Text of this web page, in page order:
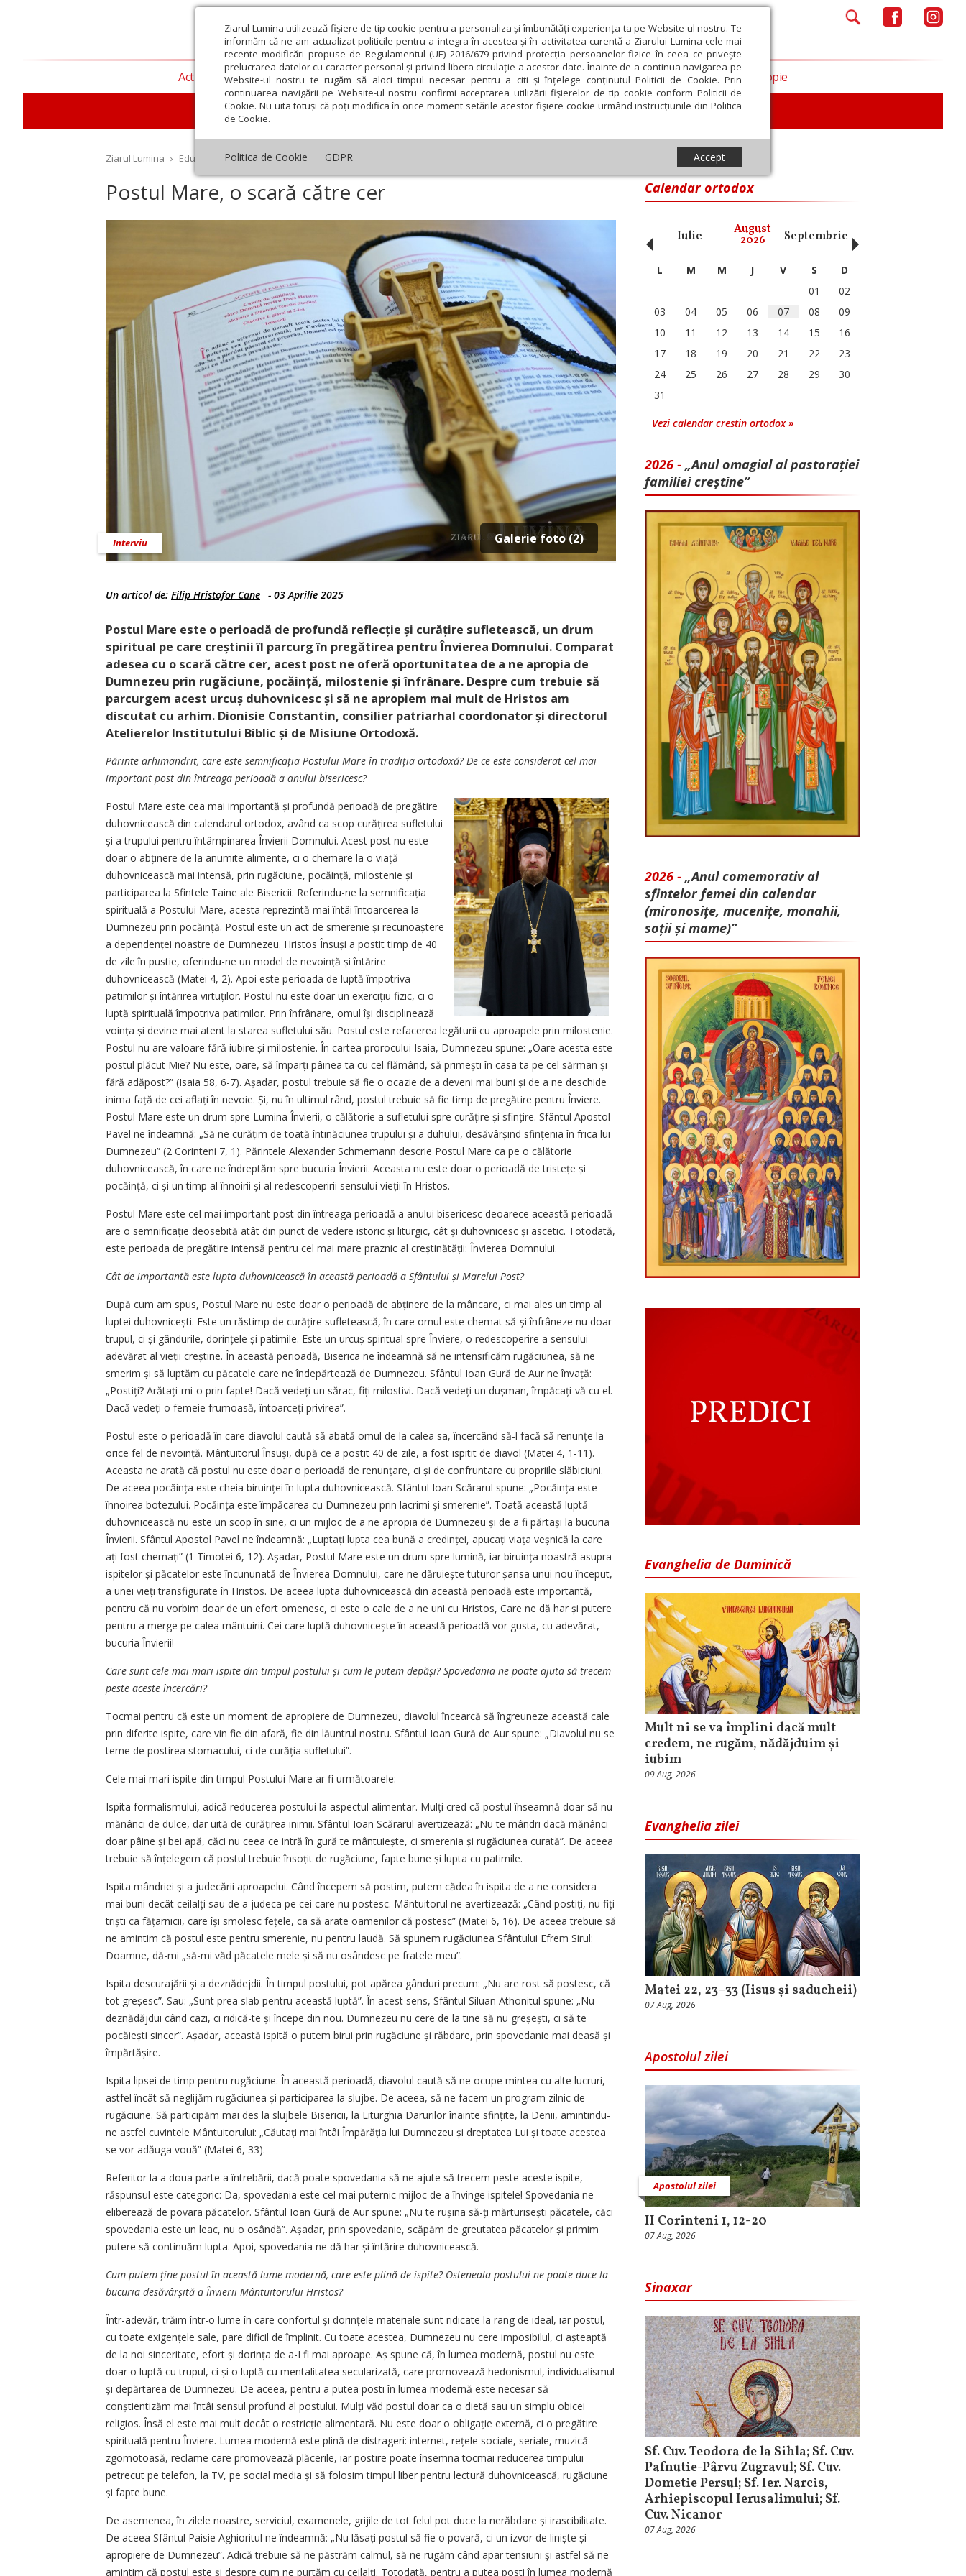
Ziarul Lumina utilizează fişiere de tip cookie pentru a personaliza și îmbunătăți experiența ta pe Website-ul nostru. Te
informăm că ne-am actualizat politicile pentru a integra în acestea și în activitatea curentă a Ziarului Lumina cele mai
recente modificări propuse de Regulamentul (UE) 2016/679 privind protecția persoanelor fizice în ceea ce privește
prelucrarea datelor cu caracter personal și privind libera circulație a acestor date. Înainte de a continua navigarea pe
Website-ul nostru te rugăm să aloci timpul necesar pentru a citi și înțelege conținutul Politicii de Cookie. Prin
continuarea navigării pe Website-ul nostru confirmi acceptarea utilizării fişierelor de tip cookie conform Politicii de
Cookie. Nu uita totuși că poți modifica în orice moment setările acestor fişiere cookie urmând instrucțiunile din Politica
de Cookie.
Politica de Cookie GDPR Accept
Actualitate religioasă Teologie și spiritualitate Educaţie și Cultură
Educaţie Lumina literară şi artistică Cultură Interviu
Societate Opinii Filantropie
Ziarul Lumina › Educaţie și Cultură › Interviu Postul Mare, o scară către cer
Postul Mare, o scară către cer
Galerie foto (2)
Interviu
Un articol de: Filip Hristofor Cane - 03 Aprilie 2025
Postul Mare este o perioadă de profundă reflecție și curățire sufletească, un drum
spiritual pe care creștinii îl parcurg în pregătirea pentru Învierea Domnului. Comparat
adesea cu o scară către cer, acest post ne oferă oportunitatea de a ne apropia de
Dum­nezeu prin rugăciune, pocăință, milostenie și înfrânare. Despre cum trebuie să
parcurgem acest urcuș duhovnicesc și să ne apropiem mai mult de Hristos am
discutat cu arhim. Dionisie Constantin, consilier patriarhal coordonator și directorul
Atelierelor Institutului Biblic și de Misiune Ortodoxă.
Părinte arhimandrit, care este semnificația Postului Mare în tradiția ortodoxă? De ce este considerat cel mai
important post din întreaga perioadă a anului bisericesc?
Postul Mare este cea mai importantă și profundă perioadă de pregătire
duhovnicească din calendarul ortodox, având ca scop curățirea sufletului
și a trupului pentru întâmpinarea Învierii Domnului. Acest post nu este
doar o abținere de la anumite alimente, ci o chemare la o viață
duhovnicească mai intensă, prin rugăciune, pocăință, milostenie și
participarea la Sfintele Taine ale Bisericii. Referindu-ne la semnificația
spirituală a Postului Mare, acesta reprezintă mai întâi întoarcerea la
Dumnezeu prin pocăință. Postul este un act de smerenie și recu­noaș­tere
a dependenței noastre de Dumnezeu. Hristos Însuși a postit timp de 40
de zile în pustie, oferindu-ne un model de nevoință și întărire
duhovnicească (Matei 4, 2). Apoi este perioada de luptă împotriva
patimilor și întărirea virtuților. Postul nu este doar un exercițiu fizic, ci o
luptă spirituală împotriva patimilor. Prin înfrânare, omul își disciplinează
voința și devine mai atent la starea sufletului său. Postul este refacerea legăturii cu aproapele prin milostenie.
Postul nu are valoare fără iubire și milostenie. În cartea prorocului Isaia, Dumnezeu spune: „Oare acesta este
postul plăcut Mie? Nu este, oare, să împarți pâinea ta cu cel flămând, să primești în casa ta pe cel sărman și
fără adă­post?” (Isaia 58, 6-7). Așadar, postul trebuie să fie o ocazie de a deveni mai buni și de a ne deschide
inima față de cei aflați în nevoie. Și, nu în ultimul rând, postul trebuie să fie timp de pregătire pentru Înviere.
Postul Mare este un drum spre Lumina Învierii, o călătorie a sufletului spre curățire și sfin­țire. Sfântul Apostol
Pavel ne îndeamnă: „Să ne curățim de toată întinăciunea trupului și a duhului, desăvârșind sfințenia în frica lui
Dumnezeu” (2 Corinteni 7, 1). Părintele Alexander Schmemann descrie Postul Mare ca pe o călătorie
duhovnicească, în care ne îndreptăm spre bucuria Învierii. Aceasta nu este doar o perioadă de tristețe și
pocăință, ci și un timp al înnoirii și al redescoperirii sensului vieții în Hristos.
Postul Mare este cel mai important post din întreaga perioadă a anului bisericesc deoarece această perioadă
are o semnificație deosebită atât din punct de vedere istoric și liturgic, cât și duhovnicesc și ascetic. Totodată,
este perioada de pregătire intensă pentru cel mai mare praznic al creștinătății: Învierea Domnului.
Cât de importantă este lupta duhovnicească în această perioadă a Sfântului și Marelui Post?
După cum am spus, Postul Mare nu este doar o perioadă de abținere de la mâncare, ci mai ales un timp al
luptei duhovnicești. Este un răstimp de curățire sufletească, în care omul este chemat să-și înfrâneze nu doar
trupul, ci și gândurile, dorințele și patimile. Este un urcuș spiritual spre Înviere, o redescoperire a sensului
adevărat al vieții creștine. În această perioadă, Biserica ne îndeamnă să ne intensificăm rugăciunea, să ne
smerim și să luptăm cu păcatele care ne îndepărtează de Dumnezeu. Sfântul Ioan Gură de Aur ne învață:
„Postiți? Arătați-mi-o prin fapte! Dacă vedeți un sărac, fiți milostivi. Dacă vedeți un dușman, împăca­ți-vă cu el.
Dacă vedeți o femeie fru­moasă, întoarceți privirea”.
Postul este o perioadă în care diavolul caută să abată omul de la calea sa, încercând să-l facă să renunțe la
orice fel de nevoință. Mântuitorul Însuși, după ce a postit 40 de zile, a fost ispitit de diavol (Matei 4, 1-11).
Aceasta ne arată că postul nu este doar o perioadă de renunțare, ci și de confruntare cu propriile slăbiciuni.
De aceea pocăința este cheia biruinței în lupta duhovnicească. Sfântul Ioan Scărarul spune: „Pocăința este
înnoirea botezului. Pocăința este împăcarea cu Dumnezeu prin lacrimi și smerenie”. Toată această luptă
duhovnicească nu este un scop în sine, ci un mijloc de a ne apropia de Dumnezeu și de a fi părtași la bucuria
Învierii. Sfântul Apostol Pavel ne îndeamnă: „Luptați lupta cea bună a credinței, apucați viața veșnică la care
ați fost chemați” (1 Timotei 6, 12). Așadar, Postul Mare este un drum spre lumină, iar biruința noastră asupra
ispitelor și păcatelor este încununată de Învierea Domnului, care ne dăruiește tuturor șansa unui nou început,
a unei vieți transfigurate în Hristos. De aceea lupta duhovnicească din această perioadă este importantă,
pentru că nu vorbim doar de un efort omenesc, ci este o cale de a ne uni cu Hristos, Care ne dă har și putere
pentru a merge pe calea mântuirii. Cei care luptă duhovnicește în această perioadă vor gusta, cu adevărat,
bucuria Învierii!
Care sunt cele mai mari ispite din timpul postului și cum le putem depăși? Spovedania ne poate ajuta să trecem
peste aceste încercări?
Tocmai pentru că este un moment de apropiere de Dumnezeu, diavolul încearcă să îngreuneze această cale
prin diferite ispite, care vin fie din afară, fie din lăuntrul nostru. Sfântul Ioan Gură de Aur spune: „Diavolul nu se
teme de postirea stomacului, ci de cură­ția sufletului”.
Cele mai mari ispite din timpul Postului Mare ar fi următoarele:
Ispita formalismului, adică reducerea postului la aspectul alimentar. Mulți cred că postul înseamnă doar să nu
mănânci de dulce, dar uită de curățirea inimii. Sfântul Ioan Scărarul avertizează: „Nu te mândri dacă mănânci
doar pâine și bei apă, căci nu ceea ce intră în gură te mântuiește, ci smerenia și rugăciunea curată”. De aceea
trebuie să înțelegem că postul trebuie însoțit de rugăciune, fapte bune și lupta cu patimile.
Ispita mândriei și a judecării aproapelui. Când începem să postim, putem cădea în ispita de a ne considera
mai buni decât ceilalți sau de a judeca pe cei care nu postesc. Mântuitorul ne avertizează: „Când postiți, nu fiți
triști ca fățar­nicii, care își smolesc fețele, ca să arate oamenilor că postesc” (Matei 6, 16). De aceea trebuie să
ne amin­­tim că postul este pentru smerenie, nu pentru laudă. Să spunem rugăciunea Sfântului Efrem Sirul:
Doamne, dă-mi „să-mi văd păcatele mele și să nu osândesc pe fratele meu”.
Ispita descurajării și a deznădejdii. În timpul postului, pot apărea gânduri precum: „Nu are rost să postesc, că
tot greșesc”. Sau: „Sunt prea slab pentru această luptă”. În acest sens, Sfântul Siluan Athonitul spune: „Nu
deznădăjdui când cazi, ci ridică-te și începe din nou. Dumnezeu nu cere de la tine să nu greșești, ci să te
pocăiești sincer”. Așadar, această ispită o putem birui prin rugăciune și răbdare, prin spovedanie mai deasă și
împărtășire.
Ispita lipsei de timp pentru rugăciune. În această perioadă, diavolul caută să ne ocupe mintea cu alte lucruri,
astfel încât să neglijăm rugăciunea și participarea la slujbe. De aceea, să ne facem un program zilnic de
rugăciune. Să participăm mai des la slujbele Bisericii, la Liturghia Darurilor îna­inte sfințite, la Denii, amintin­du-
ne astfel cuvintele Mântuitorului: „Căutați mai întâi Împărăția lui Dumnezeu și dreptatea Lui și toate acestea
se vor adăuga vouă” (Matei 6, 33).
Referitor la a doua parte a întrebării, dacă poate spovedania să ne ajute să trecem peste aceste ispite,
răspunsul este categoric: Da, spovedania este cel mai puternic mijloc de a învinge ispitele! Spovedania ne
eliberează de povara păcatelor. Sfântul Ioan Gură de Aur spune: „Nu te rușina să-ți mărturisești păcatele, căci
spovedania este un leac, nu o osândă”. Așadar, prin spovedanie, scăpăm de greutatea păcatelor și primim
putere să continuăm lupta. Apoi, spovedania ne dă har și întărire duhovnicească.
Cum putem ține postul în această lume modernă, care este plină de ispite? Osteneala postului ne poate duce la
bucuria desă­vârșită a Învierii Mântuitorului Hristos?
Într-adevăr, trăim într-o lume în care confortul și dorințele materiale sunt ridicate la rang de ideal, iar postul,
cu toate exigen­țele sale, pare dificil de împlinit. Cu toate acestea, Dumnezeu nu cere imposibilul, ci așteaptă
de la noi sinceritate, efort și dorința de a-I fi mai aproape. Aș spune că, în lumea modernă, postul nu este
doar o luptă cu trupul, ci și o luptă cu mentalitatea secularizată, care promovează hedonismul, individualismul
și depărtarea de Dumnezeu. De aceea, pentru a putea posti în lumea modernă este necesar să
conștientizăm mai întâi sensul profund al postului. Mulți văd postul doar ca o dietă sau un simplu obicei
religios. Însă el este mai mult decât o restricție alimentară. Nu este doar o obligație externă, ci o pregătire
spirituală pentru Înviere. Lumea modernă este plină de distrageri: internet, rețele sociale, seriale, muzică
zgomotoasă, reclame care promovează plăcerile, iar postire poate însemna tocmai reducerea timpului
petrecut pe telefon, la TV, pe social media și să folosim timpul liber pentru lectură duhovnicească, rugăciune
și fapte bune.
De asemenea, în zilele noastre, serviciul, examenele, grijile de tot felul pot duce la nerăbdare și irascibilitate.
De aceea Sfântul Paisie Aghioritul ne îndeamnă: „Nu lăsați postul să fie o povară, ci un izvor de liniște și
apropiere de Dumnezeu”. Adică trebuie să ne păstrăm calmul, să ne rugăm când apar tensiuni și astfel să ne
amintim că postul este și despre cum ne purtăm cu ceilalți. Totodată, pentru a putea posti în lumea modernă
Calendar ortodox
Februarie Martie Aprilie Iulie August
2026 Septembrie Octombrie
‹ L M M J V S
D
01
02
03
04 05 06 07 08
09
10
11 12 13 14 15
16
17
18 19 20 21 22
23
24
25 26 27 28 29
30
31
Vezi calendar crestin ortodox »
2026 - „Anul omagial al pastorației
familiei creștine”
2026 - „Anul comemorativ al
sfintelor femei din calendar
(mironosițe, mu­cenițe, monahii,
soții și mame)”
Evanghelia de Duminică
Mult ni se va împlini dacă mult
credem, ne rugăm, nădăjduim și
iubim
09 Aug, 2026
Evanghelia zilei
Matei 22, 23–33 (Iisus și saducheii)
07 Aug, 2026
Apostolul zilei
Apostolul zilei
II Corinteni 1, 12-20
07 Aug, 2026
Sinaxar
Sf. Cuv. Teodora de la Sihla; Sf. Cuv.
Pafnutie-Pârvu Zugravul; Sf. Cuv.
Dometie Persul; Sf. Ier. Narcis,
Arhiepiscopul Ierusalimului; Sf.
Cuv. Nicanor
07 Aug, 2026